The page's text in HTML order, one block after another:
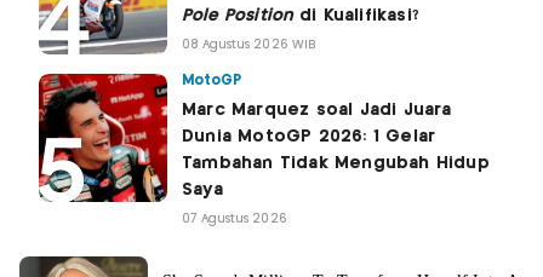
Pole Positiondi Kualifikasi?
08 Agustus 2026 WIB
MotoGP
Marc Marquez soal Jadi Juara
Dunia MotoGP 2026: 1 Gelar
Tambahan Tidak Mengubah Hidup
Saya
07 Agustus 2026